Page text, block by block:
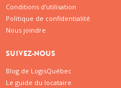
Conditions d'utilisation
Politique de confidentialité
Nous joindre
SUIVEZ-NOUS
Blog de LogisQuébec
Le guide du locataire